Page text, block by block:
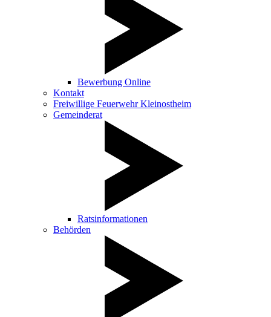
Bewerbung Online
Kontakt
Freiwillige Feuerwehr Kleinostheim
Gemeinderat
Ratsinformationen
Behörden